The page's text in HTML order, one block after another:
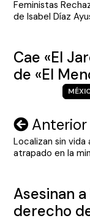
de
Feministas
de Isabel Díaz
Cae «El
de «El
Navegación
de
Anterior
Localizan sin vida
atrapado en la
Asesinan
derecho